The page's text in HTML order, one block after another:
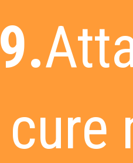
9.
cure